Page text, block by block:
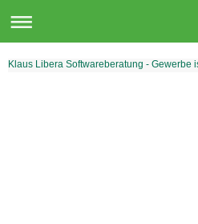
Klaus Libera Softwareberatung - Gewerbe